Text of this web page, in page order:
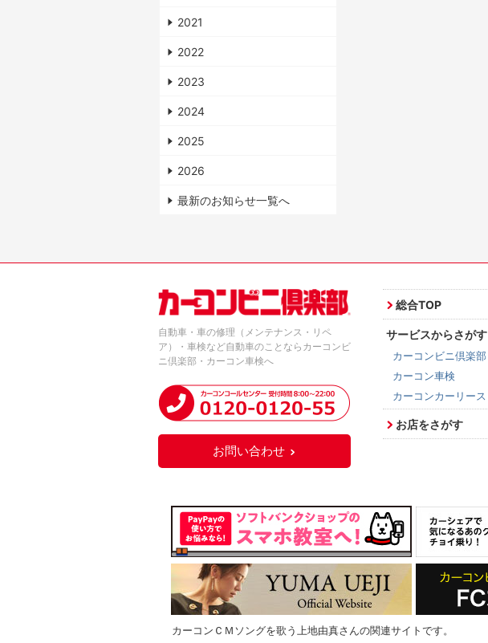
2021
2022
2023
2024
2025
2026
最新のお知らせ一覧へ
自動車・車の修理（メンテナンス・リペ
ア）・車検など自動車のことならカーコンビ
ニ倶楽部・カーコン車検へ
お問い合わせ
総合TOP
サービスからさがす
カーコンビニ倶楽部
カーコン車検
カーコンカーリース
お店をさがす
カーコンＣＭソングを歌う上地由真さんの関連サイトです。